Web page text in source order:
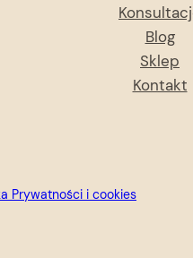
Blog
Sklep
Kontakt
Prywatności i cookies